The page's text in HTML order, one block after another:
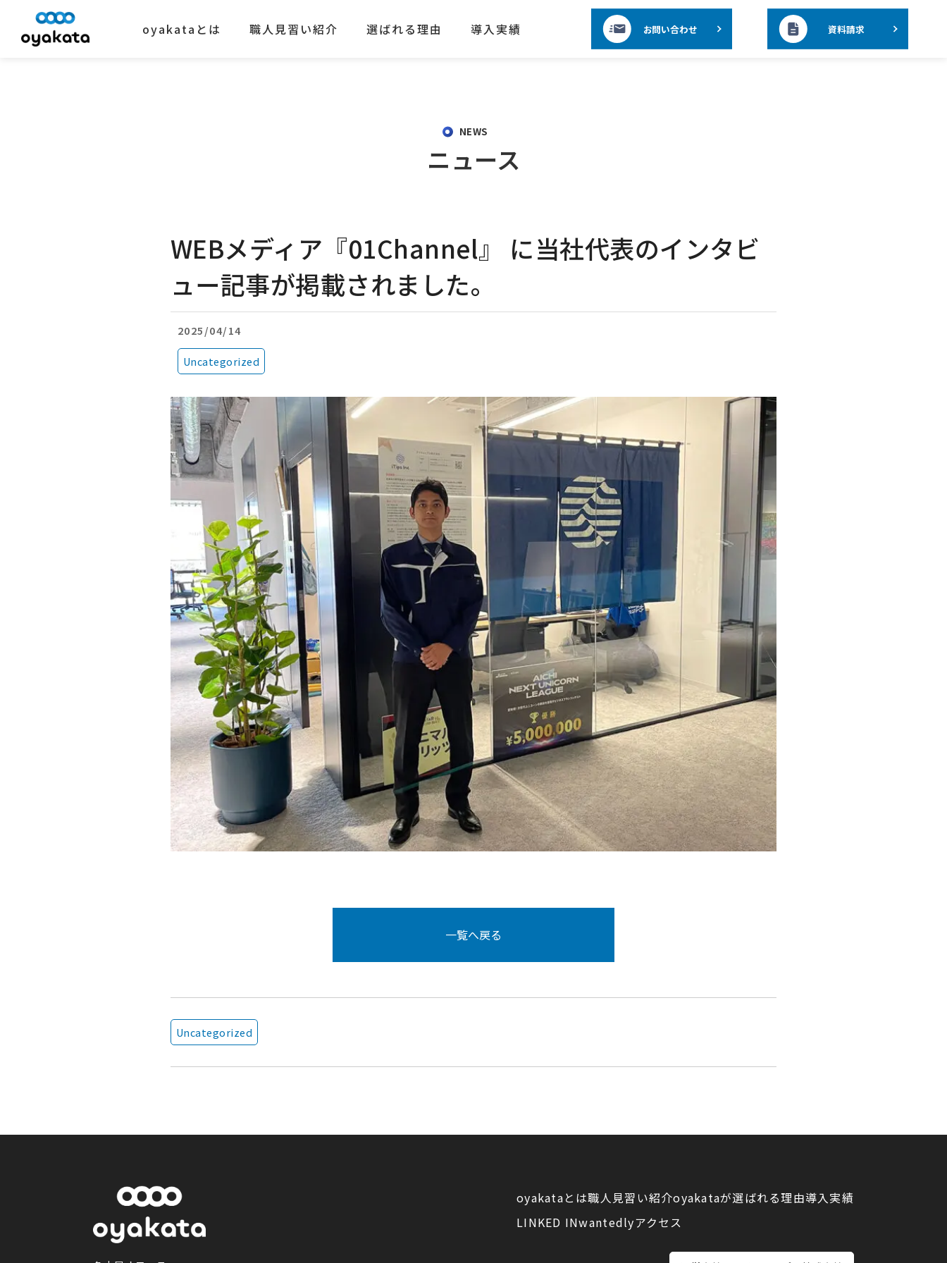
oyakataとは 職人見習い紹介 選ばれる理由 導入実績 お問い合わせ 資料請求
NEWS
ニュース
WEBメディア『01Channel』 に当社代表のインタビ
ュー記事が掲載されました。
2025/04/14
Uncategorized
一覧へ戻る
Uncategorized
oyakataとは職人見習い紹介oyakataが選ばれる理由導入実績
LINKED INwantedlyアクセス